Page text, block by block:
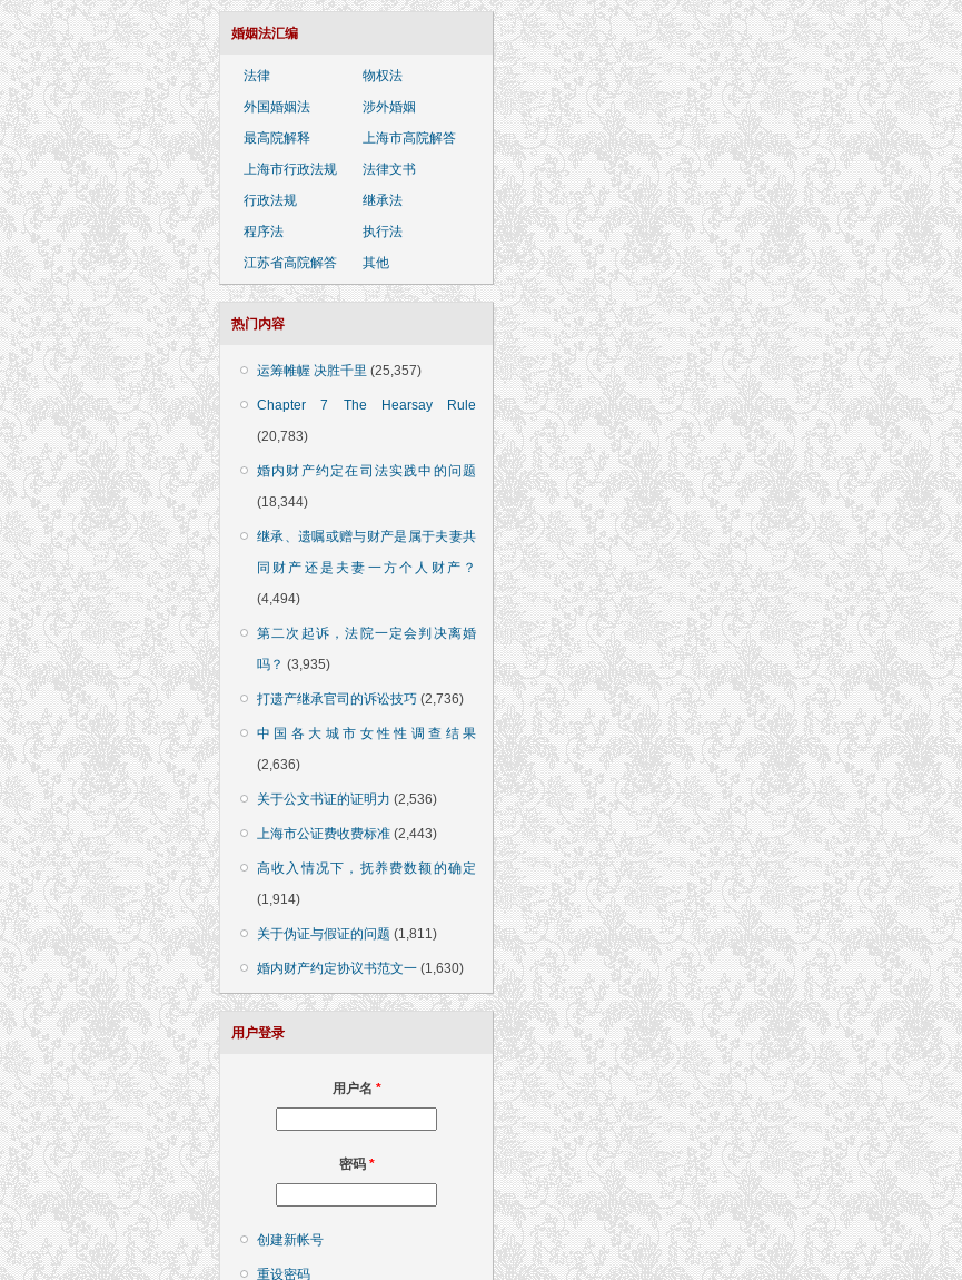
婚姻法汇编
法律
物权法
外国婚姻法
涉外婚姻
最高院解释
上海市高院解答
上海市行政法规
法律文书
行政法规
继承法
程序法
执行法
江苏省高院解答
其他
热门内容
运筹帷幄 决胜千里 (25,357)
Chapter 7 The Hearsay Rule
(20,783)
婚内财产约定在司法实践中的问题
(18,344)
继承、遗嘱或赠与财产是属于夫妻共
同财产还是夫妻一方个人财产？
(4,494)
第二次起诉，法院一定会判决离婚
吗？ (3,935)
打遗产继承官司的诉讼技巧 (2,736)
中国各大城市女性性调查结果
(2,636)
关于公文书证的证明力 (2,536)
上海市公证费收费标准 (2,443)
高收入情况下，抚养费数额的确定
(1,914)
关于伪证与假证的问题 (1,811)
婚内财产约定协议书范文一 (1,630)
用户登录
用户名 *
密码 *
创建新帐号
重设密码